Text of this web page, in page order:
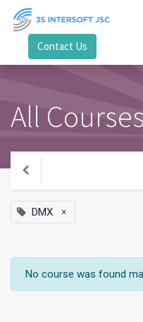
Contact Us
All Courses
DMX ×
No course was found